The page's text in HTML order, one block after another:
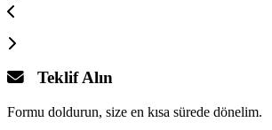
Teklif Alın
Formu doldurun, size en kısa sürede dönelim.